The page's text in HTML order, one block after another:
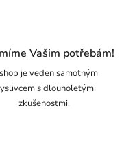
Vašim potřebám!
je veden samotným
s dlouholetými
zkušenostmi.